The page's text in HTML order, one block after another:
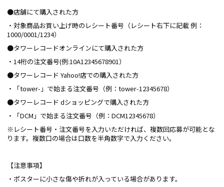
●店舗にて購入された方
・対象商品お買い上げ時のレシート番号（レシート右下に記載 例：
1000/0001/1234）
●タワーレコードオンラインにて購入された方
・14桁の注文番号(例:10A12345678901）
●タワーレコード Yahoo!店での購入された方
・「tower-」で始まる注文番号（例：tower-12345678）
●タワーレコード dショッピングで購入された方
・「DCM」で始まる注文番号（例：DCM12345678）
※レシート番号・注文番号を入力いただければ、複数回応募が可能とな
ります。複数口の場合は口数を半角数字で入力ください。
【注意事項】
・ポスターに小さな傷や折れが入っている場合があります。